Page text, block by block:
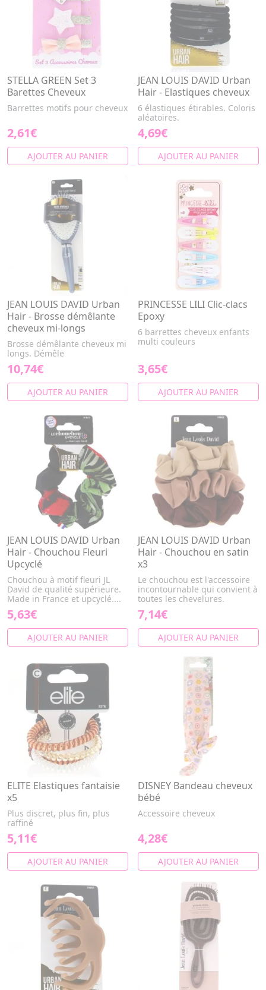
STELLA GREEN Set 3
Barettes Cheveux
Barrettes motifs pour cheveux
2,61€
AJOUTER AU PANIER
JEAN LOUIS DAVID Urban
Hair - Elastiques cheveux
6 élastiques étirables. Coloris
aléatoires.
4,69€
AJOUTER AU PANIER
JEAN LOUIS DAVID Urban
Hair - Brosse démêlante
cheveux mi-longs
Brosse démêlante cheveux mi
longs. Démêle
10,74€
AJOUTER AU PANIER
PRINCESSE LILI Clic-clacs
Epoxy
6 barrettes cheveux enfants
multi couleurs
3,65€
AJOUTER AU PANIER
JEAN LOUIS DAVID Urban
Hair - Chouchou Fleuri
Upcyclé
Chouchou à motif fleuri JL
David de qualité supérieure.
Made in France et upcyclé....
5,63€
AJOUTER AU PANIER
JEAN LOUIS DAVID Urban
Hair - Chouchou en satin
x3
Le chouchou est l'accessoire
incontournable qui convient à
toutes les chevelures.
7,14€
AJOUTER AU PANIER
ELITE Elastiques fantaisie
x5
Plus discret, plus fin, plus
raffiné
5,11€
AJOUTER AU PANIER
DISNEY Bandeau cheveux
bébé
Accessoire cheveux
4,28€
AJOUTER AU PANIER